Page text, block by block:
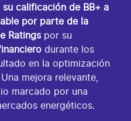
calificación de BB+ a
por parte de la
Ratingspor su
durante los
en la optimización
mejora relevante,
marcado por una
energéticos.